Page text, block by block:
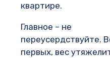
квартире.
Главное – не
переусердствуйте.
первых, вес